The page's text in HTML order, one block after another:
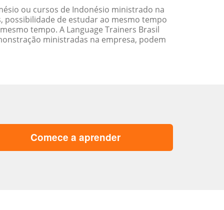
ou cursos de Indonésio ministrado na
possibilidade de estudar ao mesmo tempo
tempo. A Language Trainers Brasil
ministradas na empresa, podem
Comece a aprender